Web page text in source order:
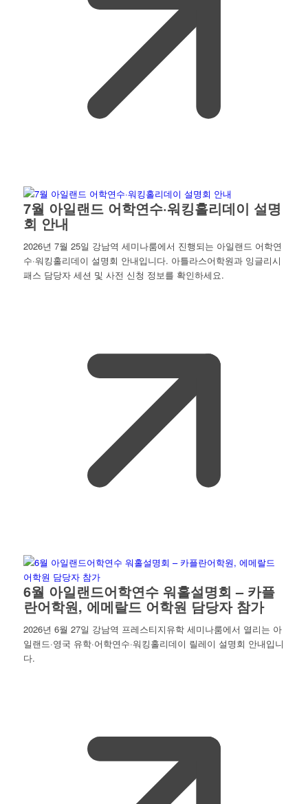
7월 아일랜드 어학연수·워킹홀리데이 설명
회 안내
2026년 7월 25일 강남역 세미나룸에서 진행되는 아일랜드 어학연
수·워킹홀리데이 설명회 안내입니다. 아틀라스어학원과 잉글리시
패스 담당자 세션 및 사전 신청 정보를 확인하세요.
6월 아일랜드어학연수 워홀설명회 – 카플
란어학원, 에메랄드 어학원 담당자 참가
2026년 6월 27일 강남역 프레스티지유학 세미나룸에서 열리는 아
일랜드·영국 유학·어학연수·워킹홀리데이 릴레이 설명회 안내입니
다.